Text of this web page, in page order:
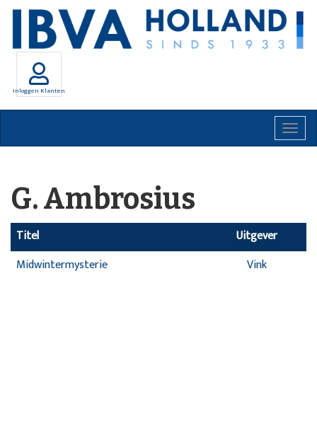
Inloggen Klanten
G. Ambrosius
Titel
Uitgever
Midwintermysterie
Vink